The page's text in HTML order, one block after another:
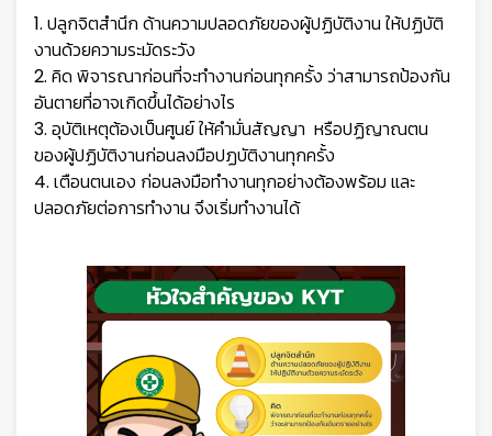
1. ปลูกจิตสำนึก ด้านความปลอดภัยของผู้ปฏิบัติงาน ให้ปฏิบัติ
งานด้วยความระมัดระวัง
2. คิด พิจารณาก่อนที่จะทำงานก่อนทุกครั้ง ว่าสามารถป้องกัน
อันตายที่อาจเกิดขึ้นได้อย่างไร
3. อุบัติเหตุต้องเป็นศูนย์ ให้คำมั่นสัญญา หรือปฏิญาณตน
ของผู้ปฏิบัติงานก่อนลงมือปฏบัติงานทุกครั้ง
4. เตือนตนเอง ก่อนลงมือทำงานทุกอย่างต้องพร้อม และ
ปลอดภัยต่อการทำงาน จึงเริ่มทำงานได้